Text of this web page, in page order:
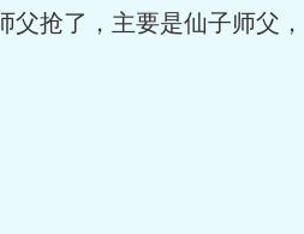
抢了，主要是仙子师父，